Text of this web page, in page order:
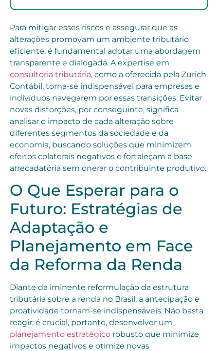
Para mitigar esses riscos e assegurar que as
alterações promovam um ambiente tributário
eficiente, é fundamental adotar uma abordagem
transparente e dialogada. A expertise em
consultoria tributária, como a oferecida pela Zurich
Contábil, torna-se indispensável para empresas e
indivíduos navegarem por essas transições. Evitar
novas distorções, por conseguinte, significa
analisar o impacto de cada alteração sobre
diferentes segmentos da sociedade e da
economia, buscando soluções que minimizem
efeitos colaterais negativos e fortaleçam a base
arrecadatória sem onerar o contribuinte produtivo.
O Que Esperar para o
Futuro: Estratégias de
Adaptação e
Planejamento em Face
da Reforma da Renda
Diante da iminente reformulação da estrutura
tributária sobre a renda no Brasil, a antecipação e
proatividade tornam-se indispensáveis. Não basta
reagir; é crucial, portanto, desenvolver um
planejamento estratégico robusto que minimize
impactos negativos e otimize novas